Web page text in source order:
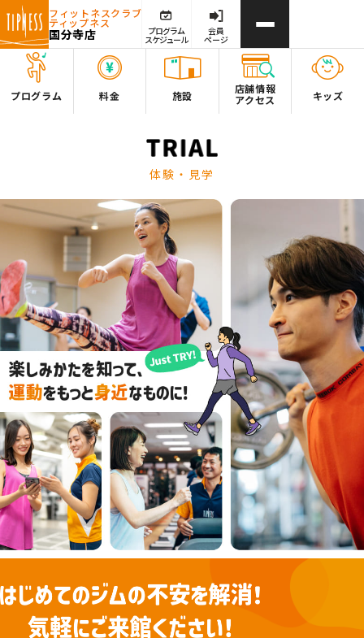
フィットネスクラブ
ティップネス
国分寺店 プログラム
スケジュール
会員
ページ
プログラム 料金 施設
店舗情報
アクセス
キッズ
体験・見学